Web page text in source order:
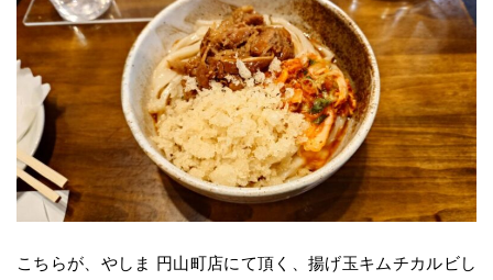
こちらが、やしま 円山町店にて頂く、揚げ玉キムチカルビし